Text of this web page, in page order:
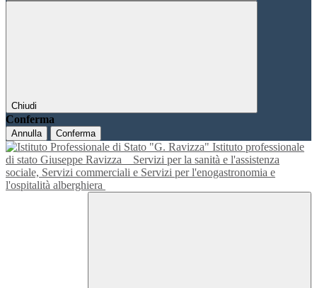
Chiudi
Conferma
Annulla Conferma
Istituto professionale
di stato Giuseppe Ravizza
Servizi per la sanità e l'assistenza
sociale, Servizi commerciali e Servizi per l'enogastronomia e
l'ospitalità alberghiera